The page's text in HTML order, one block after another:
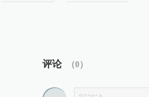
评论 （0）